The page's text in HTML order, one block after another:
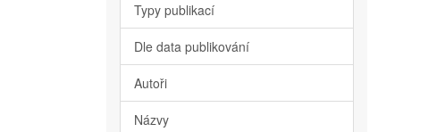
Typy publikací
Dle data publikování
Autoři
Názvy